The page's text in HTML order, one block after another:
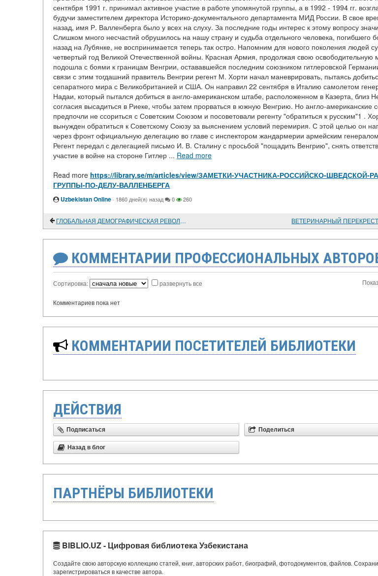
сентября 1991 г. принимал активное участие в работе упомянутой группы, а в 1992 - 1994 гг.
будучи заместителем директора Историко-документального департамента МИД России. В свое
назад, имя Р. Валленберга было у всех на слуху. За последние годы интерес к этому вопросу
Слишком много несчастий обрушилось на нашу страну и судьба отдельного человека, погибшего
назад на Лубянке, не воспринимается теперь так остро. Напомним для нового поколения людей
четвертый год Великой Отечественной войны. Красная Армия, продолжая свою освободительную
подошла с боями к границам Венгрии, остававшейся последним союзником гитлеровской
связи с этим тогдашний правитель Венгрии регент М. Хорти начал маневрировать, пытаясь
сепаратного мира с Великобританией и США. Он направил 22 сентября в Италию самолетом
Надаи, который пытался добиться в англо-американском штабе, расположенном в Казерта, близ
согласия высадиться в Риеке, чтобы затем прорваться в южную Венгрию. Но англо-американские
предпочли не ссориться с Советским Союзом и посоветовали регенту "обратиться к русским"1 .
вынужден обратиться к Советскому Союзу за выяснением условий перемирия. С этой целью он
через фронт официальную делегацию во главе с инспектором жандармерии армейским
Регент передал с делегацией письмо И. В. Сталину с просьбой "пощадить Венгрию", снять
участие в войне на стороне Гитлер ... Read more
Read more https://library.se/m/articles/view/ЗАМЕТКИ-УЧАСТНИКА-РОССИЙСКО-ШВЕДСКОЙ-
ГРУППЫ-ПО-ДЕЛУ-ВАЛЛЕНБЕРГА
Uzbekistan Online · 1860 дней(я) назад 0 260
ГЛОБАЛЬНАЯ ДЕМОГРАФИЧЕСКАЯ РЕВОЛЮЦИЯ И БУДУЩЕЕ ЧЕЛОВЕЧЕСТВА
КОММЕНТАРИИ ПРОФЕССИОНАЛЬНЫХ
Сортировка: развернуть все
Комментариев пока нет
КОММЕНТАРИИ ПОСЕТИТЕЛЕЙ БИБЛИОТЕКИ
ДЕЙСТВИЯ
Подписаться Поделиться
Назад в блог
ПАРТНЁРЫ БИБЛИОТЕКИ
BIBLIO.UZ - Цифровая библиотека Узбекистана
Создайте свою авторскую коллекцию статей, книг, авторских работ, биографий, фотодокументов, файлов.
зарегистрироваться в качестве автора.